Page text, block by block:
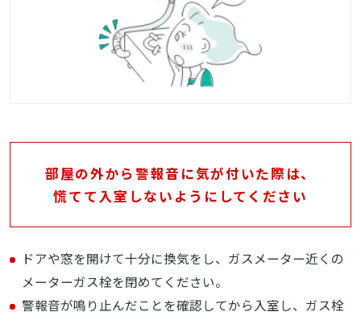
部屋の外から警報音に気が付いた際は、
慌てて入室しないようにしてください
ドアや窓を開けて十分に換気をし、ガスメーター近くの
メーターガス栓を閉めてください。
警報音が鳴り止んだことを確認してから入室し、ガス栓